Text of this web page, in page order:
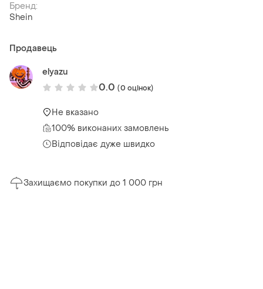
Бренд:
Shein
Продавець
elyazu
0.0 (0 оцінок)
Не вказано
100% виконаних замовлень
Відповідає дуже швидко
Захищаємо покупки до 1 000 грн